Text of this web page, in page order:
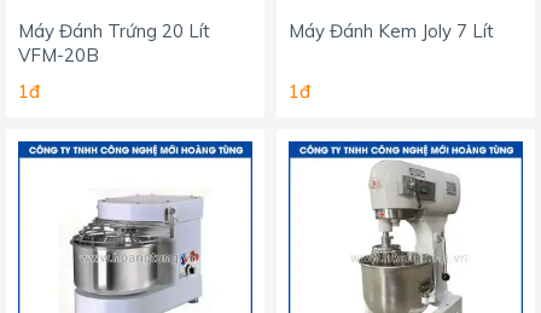
Máy Đánh Trứng 20 Lít
VFM-20B
1đ
Máy Đánh Kem Joly 7 Lít
1đ